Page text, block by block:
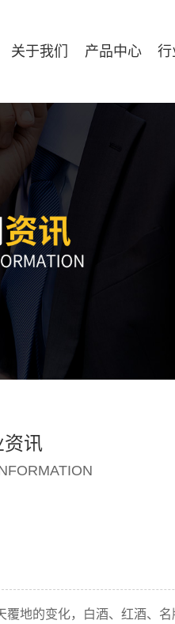
关于我们 产品中心 行
资讯
地的变化，白酒、红酒、